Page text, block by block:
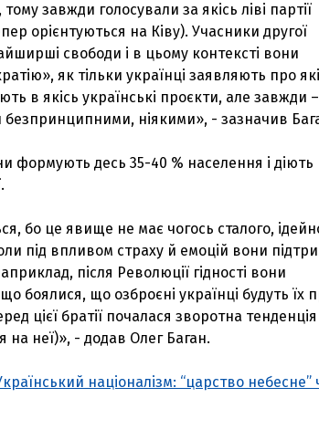
завжди голосували за якісь ліві партії
орієнтуються на Ківу). Учасники другої
свободи і в цьому контексті вони
як тільки українці заявляють про
в якісь українські проєкти, але завжди
безпринципними, ніякими», - зазначив
формують десь 35-40 % населення і діють
бо це явище не має чогось сталого,
під впливом страху й емоцій вони
після Революції гідності вони
боялися, що озброєні українці будуть їх
цієї братії почалася зворотна
на неї)», - додав Олег Баган.
націоналізм: “царство небесне”
З'явилося відео знищеного ворожого